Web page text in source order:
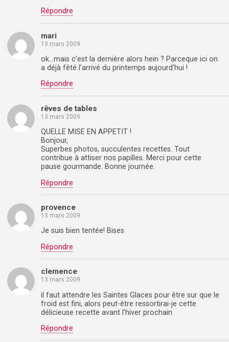
Répondre
mari
13 mars 2009
ok…mais c’est la dernière alors hein ? Parceque ici on
a déjà fêté l’arrivé du printemps aujourd’hui !
Répondre
rêves de tables
13 mars 2009
QUELLE MISE EN APPETIT !
Bonjour,
Superbes photos, succulentes recettes. Tout
contribue à attiser nos papilles. Merci pour cette
pause gourmande. Bonne journée.
Répondre
provence
13 mars 2009
Je suis bien tentée! Bises
Répondre
clemence
13 mars 2009
il faut attendre les Saintes Glaces pour être sur que le
froid est fini, alors peut-être ressortirai-je cette
délicieuse recette avant l’hiver prochain
Répondre